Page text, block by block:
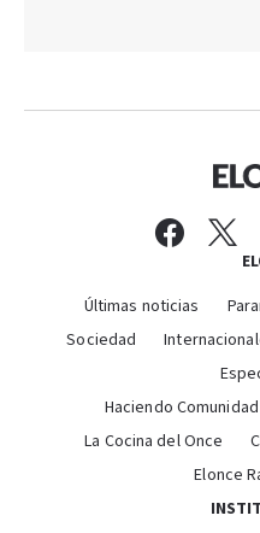
Últimas noticias
Sociedad
Haciendo Comunidad
La Cocina del Once
Elonce